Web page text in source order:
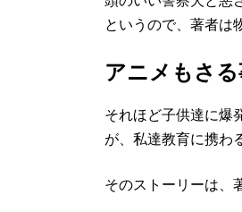
というので、著者は
アニメもさ
それほど子供達に爆
が、私達教育に携わ
そのストーリーは、